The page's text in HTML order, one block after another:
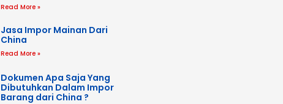
Read More »
Jasa Impor Mainan Dari
China
Read More »
Dokumen Apa Saja Yang
Dibutuhkan Dalam Impor
Barang dari China ?